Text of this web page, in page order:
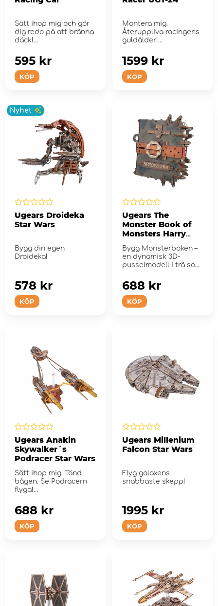
Sätt ihop mig och gör
dig redo på att bränna
däck!
KÖP
595 kr
Montera mig.
Återuppliva racingens
guldålder!
KÖP
1599 kr
Nyhet
Ugears Droideka
Star Wars
Bygg din egen
Droideka!
KÖP
578 kr
Ugears The
Monster Book of
Monsters Harry
Potter
Bygg Monsterboken –
en dynamisk 3D-
pusselmodell i trä som
KÖP
688 kr
Ugears Anakin
Skywalker´s
Podracer Star Wars
Sätt ihop mig. Tänd
bågen. Se Podracern
flyga!
KÖP
688 kr
Ugears Millenium
Falcon Star Wars
Flyg galaxens
snabbaste skepp!
KÖP
1995 kr